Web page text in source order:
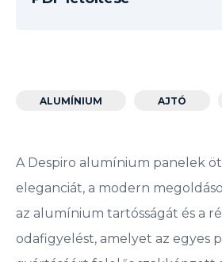
ALUMÍNIUM AJTÓ
A Despiro alumínium panelek
eleganciát, a modern
az alumínium tartósságát és a
odafigyelést, amelyet az egyes